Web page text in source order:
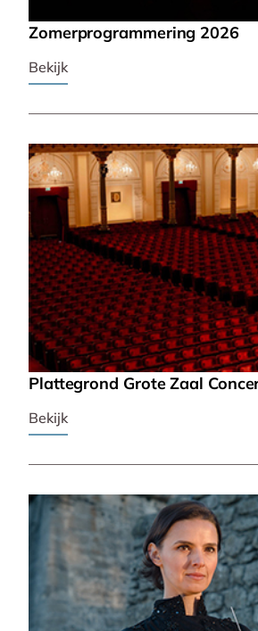
Zomerprogrammering 2026
Bekijk
Plattegrond Grote Zaal
Bekijk